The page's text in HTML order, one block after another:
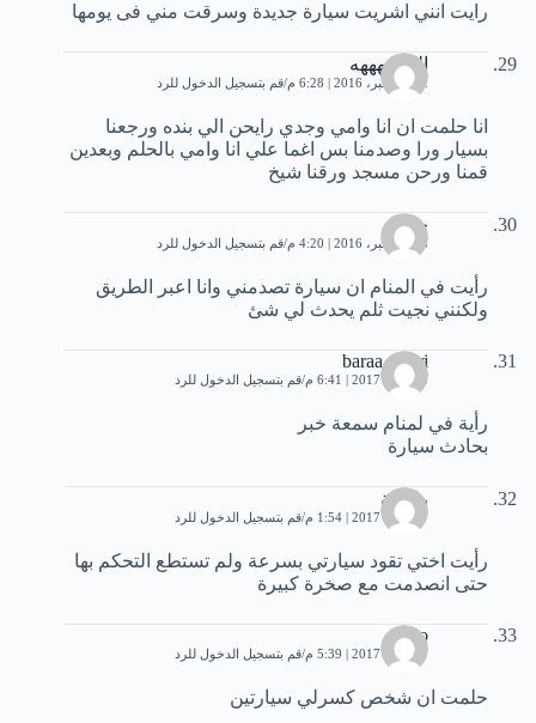
رايت انني اشريت سيارة جديدة وسرقت مني فى يومها
الحنونهههه
22 ديسمبر، 2016 | 6:28 م قم بتسجيل الدخول للرد
انا حلمت ان انا وامي وجدي رايحن الي بنده ورجعنا
بسيار ورا وصدمنا بس اغما علي انا وامي بالحلم وبعدين
قمنا ورحن مسجد ورقنا شيخ
حسن
23 ديسمبر، 2016 | 4:20 م قم بتسجيل الدخول للرد
رأيت في المنام ان سيارة تصدمني وانا اعبر الطريق
ولكنني نجيت ثلم يحدث لي شئ
baraa masri
10 يناير، 2017 | 6:41 م قم بتسجيل الدخول للرد
رأية في لمنام سمعة خبر
بحادث سيارة
راضية
17 يناير، 2017 | 1:54 م قم بتسجيل الدخول للرد
رأيت اختي تقود سيارتي بسرعة ولم تستطع التحكم بها
حتى انصدمت مع صخرة كبيرة
Soso
17 يناير، 2017 | 5:39 م قم بتسجيل الدخول للرد
حلمت ان شخص كسرلي سيارتين